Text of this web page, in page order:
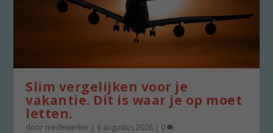
Slim vergelijken voor je
vakantie. Dit is waar je op moet
letten.
door medewerker | 6 augustus 2026 | 0